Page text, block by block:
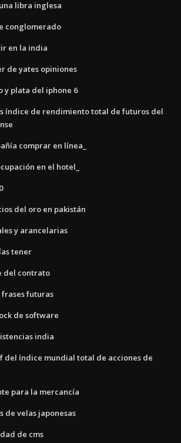
libra inglesa
conglomerado
en la india
de yates opiniones
y plata del iphone 6
índice de rendimiento total de futuros del
comprar en línea_
en el hotel_
del oro en pakistán
y arancelarias
tener
del contrato
frases futuras
de software
india
del índice mundial total de acciones de
para la mercancía
de velas japonesas
de cms